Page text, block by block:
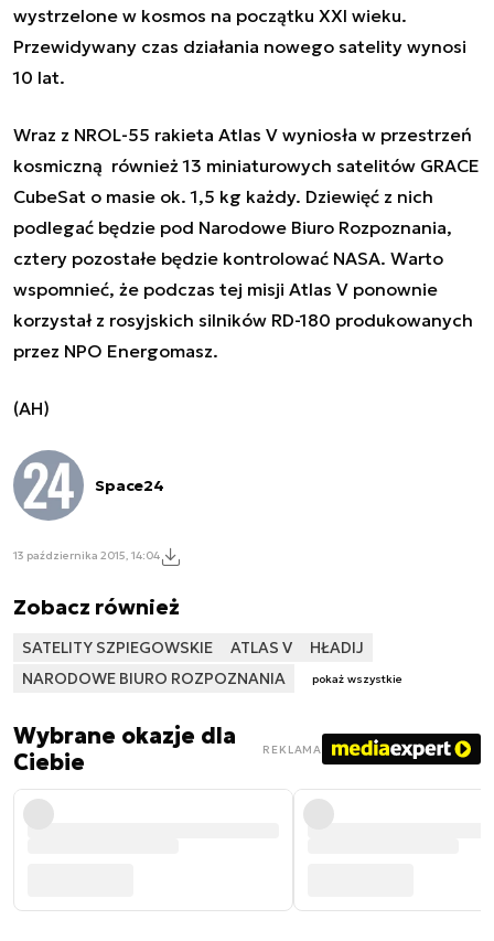
wystrzelone w kosmos na początku XXI wieku.
Przewidywany czas działania nowego satelity wynosi
10 lat.
Wraz z NROL-55 rakieta Atlas V wyniosła w przestrzeń
kosmiczną również 13 miniaturowych satelitów GRACE
CubeSat o masie ok. 1,5 kg każdy. Dziewięć z nich
podlegać będzie pod Narodowe Biuro Rozpoznania,
cztery pozostałe będzie kontrolować NASA. Warto
wspomnieć, że podczas tej misji Atlas V ponownie
korzystał z rosyjskich silników RD-180 produkowanych
przez NPO Energomasz.
(AH)
Space24
13 października 2015, 14:04
Zobacz również
SATELITY SZPIEGOWSKIE ATLAS V
HŁADIJ
NARODOWE BIURO ROZPOZNANIA
pokaż wszystkie
Wybrane okazje dla
Ciebie
REKLAMA